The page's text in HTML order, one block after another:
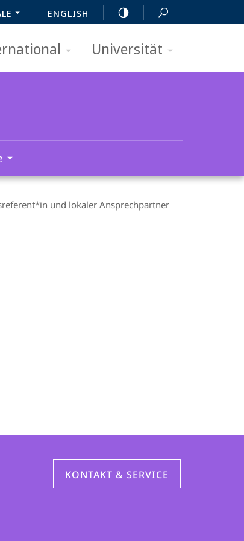
ENGLISH
Universität
und lokaler Ansprechpartner
KONTAKT & SERVICE